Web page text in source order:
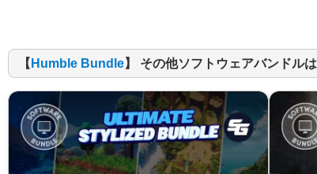
【 Humble Bundle】 その他ソフトウェアバンドルは